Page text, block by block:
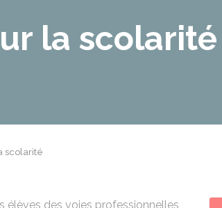
la scolarité
scolarité
élèves des voies professionnelles